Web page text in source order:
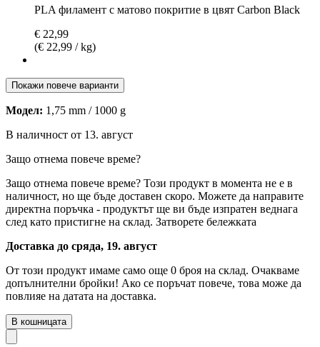
PLA филамент с матово покритие в цвят Carbon Black
€ 22,99
(€ 22,99 / kg)
Покажи повече варианти
Модел: 1,75 mm / 1000 g
В наличност от 13. август
Защо отнема повече време?
Защо отнема повече време? Този продукт в момента не е в
наличност, но ще бъде доставен скоро. Можете да направите
директна поръчка - продуктът ще ви бъде изпратен веднага
след като пристигне на склад. Затворете бележката
Доставка до сряда, 19. август
От този продукт имаме само още 0 броя на склад. Очакваме
допълнителни бройки! Ако се поръчат повече, това може да
повлияе на датата на доставка.
В кошницата